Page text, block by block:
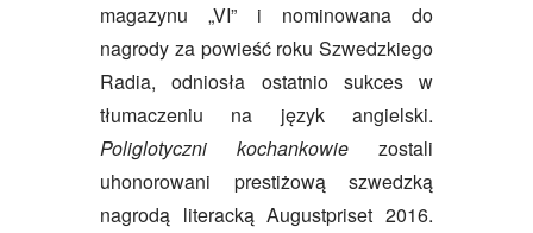
magazynu „VI” i nominowana do
nagrody za powieść roku Szwedzkiego
Radia, odniosła ostatnio sukces w
tłumaczeniu na język angielski.
Poliglotyczni kochankowie zostali
uhonorowani prestiżową szwedzką
nagrodą literacką Augustpriset 2016.